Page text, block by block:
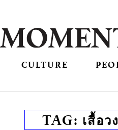
CULTURE
TAG: เสื้อวง